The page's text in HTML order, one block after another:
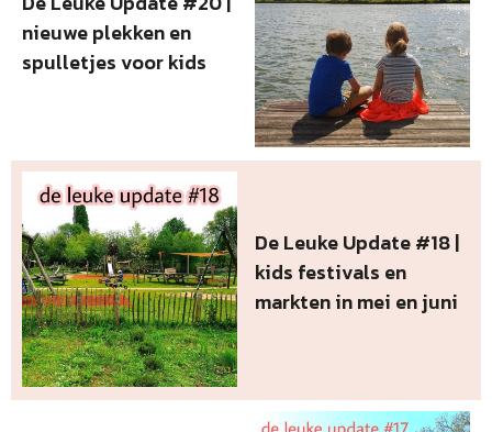
nieuwe plekken en
spulletjes voor kids
De Leuke Update #18 |
kids festivals en
markten in mei en juni